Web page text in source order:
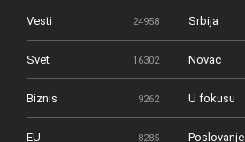
Vesti 24958 Srbija
Svet 16302 Novac
Biznis 9262 U fokusu
EU 8285 Poslovanje